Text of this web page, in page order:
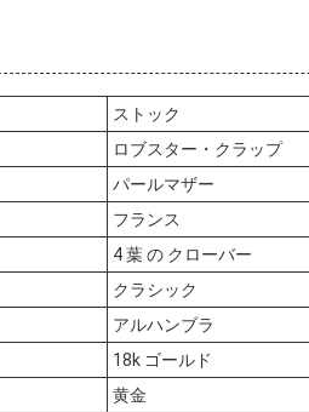
ストック
ロブスター・クラップ
パールマザー
フランス
4 葉 の クローバー
クラシック
アルハンブラ
18k ゴールド
黄金